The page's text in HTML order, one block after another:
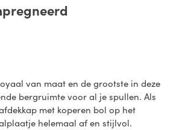
van maat en de grootste in deze
bergruimte voor al je spullen. Als
met koperen bol op het
helemaal af en stijlvol.